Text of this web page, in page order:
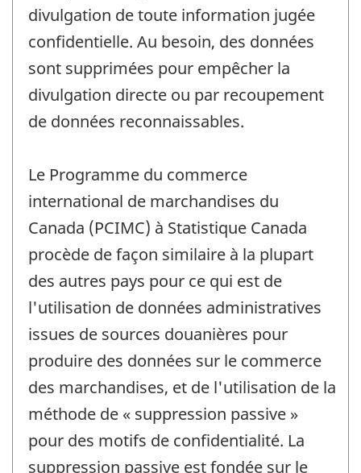
divulgation de toute information jugée
confidentielle. Au besoin, des données
sont supprimées pour empêcher la
divulgation directe ou par recoupement
de données reconnaissables.
Le Programme du commerce
international de marchandises du
Canada (PCIMC) à Statistique Canada
procède de façon similaire à la plupart
des autres pays pour ce qui est de
l'utilisation de données administratives
issues de sources douanières pour
produire des données sur le commerce
des marchandises, et de l'utilisation de la
méthode de « suppression passive »
pour des motifs de confidentialité. La
suppression passive est fondée sur le